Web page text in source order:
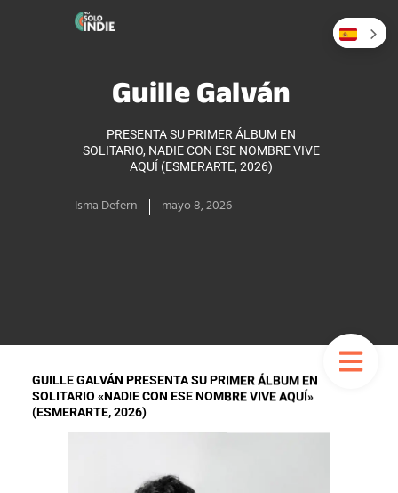
Guille Galván
PRESENTA SU PRIMER ÁLBUM EN
SOLITARIO, NADIE CON ESE NOMBRE VIVE
AQUÍ (ESMERARTE, 2026)
Isma Defern mayo 8, 2026
GUILLE GALVÁN PRESENTA SU PRIMER ÁLBUM EN
SOLITARIO «NADIE CON ESE NOMBRE VIVE AQUÍ»
(ESMERARTE, 2026)